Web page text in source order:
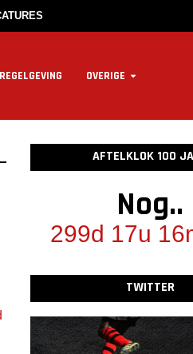
OVERIGE
AFTELKLOK 100
Nog..
299d 17u
TWITTER